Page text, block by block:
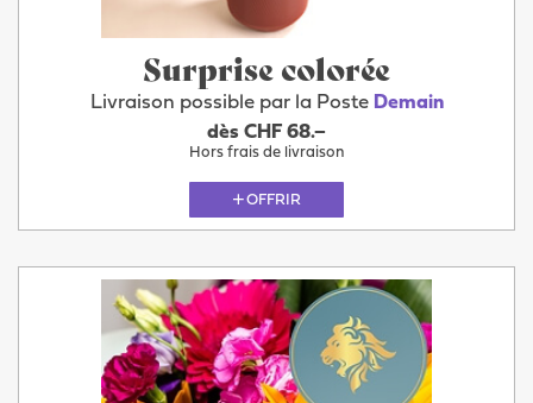
Surprise colorée
Livraison possible par la Poste Demain
dès CHF 68.–
Hors frais de livraison
OFFRIR